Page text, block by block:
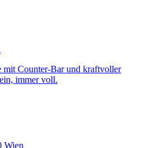
mit Counter-Bar und kraftvoller
immer voll.
Wien